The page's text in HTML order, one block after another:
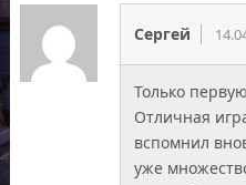
Сергей
Только
Отличная
вспомнил
уже